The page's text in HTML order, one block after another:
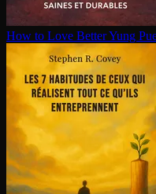
How to Love BetterYung